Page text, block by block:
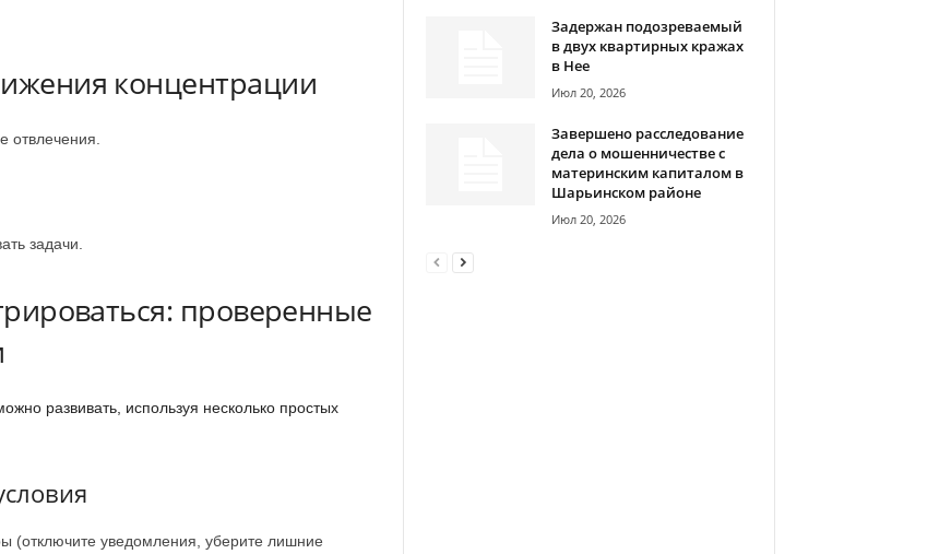
концентрации
задачи.
проверенные
развивать, используя несколько простых
(отключите уведомления, уберите лишние
Задержан подозреваемый
в двух квартирных кражах
в Нее
Июл 20, 2026
Завершено расследование
дела о мошенничестве с
материнским капиталом в
Шарьинском районе
Июл 20, 2026